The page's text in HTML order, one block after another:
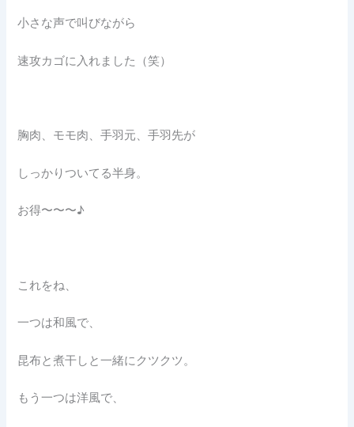
小さな声で叫びながら
速攻カゴに入れました（笑）
胸肉、モモ肉、手羽元、手羽先が
しっかりついてる半身。
お得〜〜〜♪
これをね、
一つは和風で、
昆布と煮干しと一緒にクツクツ。
もう一つは洋風で、